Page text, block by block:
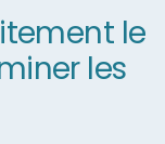
le
les